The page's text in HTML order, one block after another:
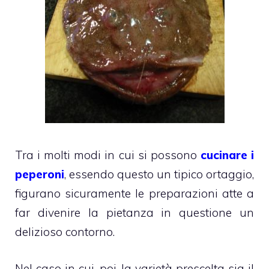
Tra i molti modi in cui si possono cucinare i
peperoni, essendo questo un tipico ortaggio,
figurano sicuramente le preparazioni atte a
far divenire la pietanza in questione un
delizioso contorno.